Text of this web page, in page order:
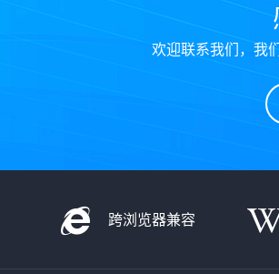
欢迎联系我们，我
跨浏览器兼容